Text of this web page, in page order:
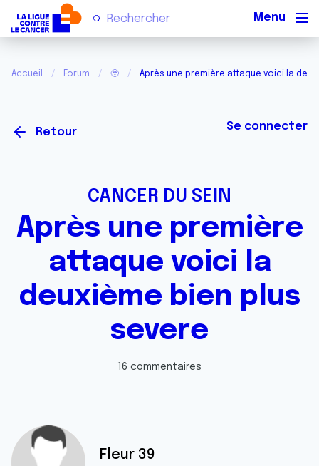
Accueil Forum 🥹 Après une première attaque voici la
Retour Se connecter
CANCER DU SEIN
Après une première
attaque voici la
deuxième bien plus
severe
16 commentaires
Fleur 39